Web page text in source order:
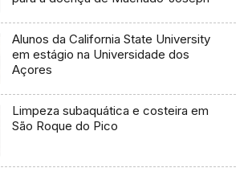
Alunos da California State University
em estágio na Universidade dos
Açores
Limpeza subaquática e costeira em
São Roque do Pico